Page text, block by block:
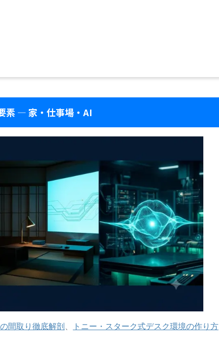
素 — 家・仕事場・AI
間取り徹底解剖
トニー・スターク式デスク環境の作り方